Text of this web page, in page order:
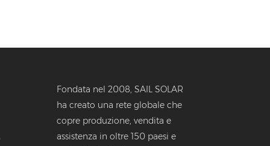
Fondata nel 2008, SAIL SOLAR
ha creato una rete globale che
copre produzione, vendita e
assistenza in oltre 150 paesi e